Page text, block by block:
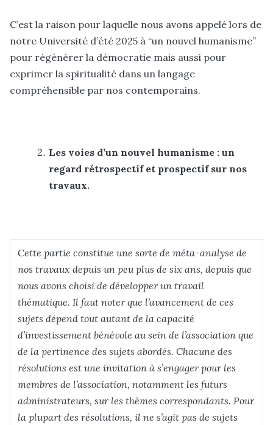
C’est la raison pour laquelle nous avons appelé lors de
notre Université d’été 2025 à “un nouvel humanisme”
pour régénérer la démocratie mais aussi pour
exprimer la spiritualité dans un langage
compréhensible par nos contemporains.
Les voies d’un nouvel humanisme : un
regard rétrospectif et prospectif sur nos
travaux.
Cette partie constitue une sorte de méta-analyse de
nos travaux depuis un peu plus de six ans, depuis que
nous avons choisi de développer un travail
thématique. Il faut noter que l’avancement de ces
sujets dépend tout autant de la capacité
d’investissement bénévole au sein de l’association que
de la pertinence des sujets abordés. Chacune des
résolutions est une invitation à s’engager pour les
membres de l’association, notamment les futurs
administrateurs, sur les thèmes correspondants. Pour
la plupart des résolutions, il ne s’agit pas de sujets